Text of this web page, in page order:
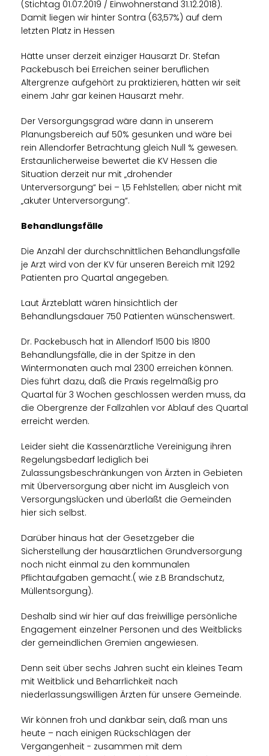
(Stichtag 01.07.2019 / Einwohnerstand 31.12.2018).
Damit liegen wir hinter Sontra (63,57%) auf dem
letzten Platz in Hessen
Hätte unser derzeit einziger Hausarzt Dr. Stefan
Packebusch bei Erreichen seiner beruflichen
Altergrenze aufgehört zu praktizieren, hätten wir seit
einem Jahr gar keinen Hausarzt mehr.
Der Versorgungsgrad wäre dann in unserem
Planungsbereich auf 50% gesunken und wäre bei
rein Allendorfer Betrachtung gleich Null % gewesen.
Erstaunlicherweise bewertet die KV Hessen die
Situation derzeit nur mit „drohender
Unterversorgung“ bei – 1,5 Fehlstellen; aber nicht mit
akuter Unterversorgung“.
Behandlungsfälle
Die Anzahl der durchschnittlichen Behandlungsfälle
je Arzt wird von der KV für unseren Bereich mit 1292
Patienten pro Quartal angegeben.
Laut Ärzteblatt wären hinsichtlich der
Behandlungsdauer 750 Patienten wünschenswert.
Dr. Packebusch hat in Allendorf 1500 bis 1800
Behandlungsfälle, die in der Spitze in den
Wintermonaten auch mal 2300 erreichen können.
Dies führt dazu, daß die Praxis regelmäßig pro
Quartal für 3 Wochen geschlossen werden muss, da
die Obergrenze der Fallzahlen vor Ablauf des Quartal
erreicht werden.
Leider sieht die Kassenärztliche Vereinigung ihren
Regelungsbedarf lediglich bei
Zulassungsbeschränkungen von Ärzten in Gebieten
mit Überversorgung aber nicht im Ausgleich von
Versorgungslücken und überläßt die Gemeinden
hier sich selbst.
Darüber hinaus hat der Gesetzgeber die
Sicherstellung der hausärztlichen Grundversorgung
noch nicht einmal zu den kommunalen
Pflichtaufgaben gemacht.( wie z.B Brandschutz,
Müllentsorgung).
Deshalb sind wir hier auf das freiwillige persönliche
Engagement einzelner Personen und des Weitblicks
der gemeindlichen Gremien angewiesen.
Denn seit über sechs Jahren sucht ein kleines Team
mit Weitblick und Beharrlichkeit nach
niederlassungswilligen Ärzten für unsere Gemeinde.
Wir können froh und dankbar sein, daß man uns
heute – nach einigen Rückschlägen der
Vergangenheit - zusammen mit dem